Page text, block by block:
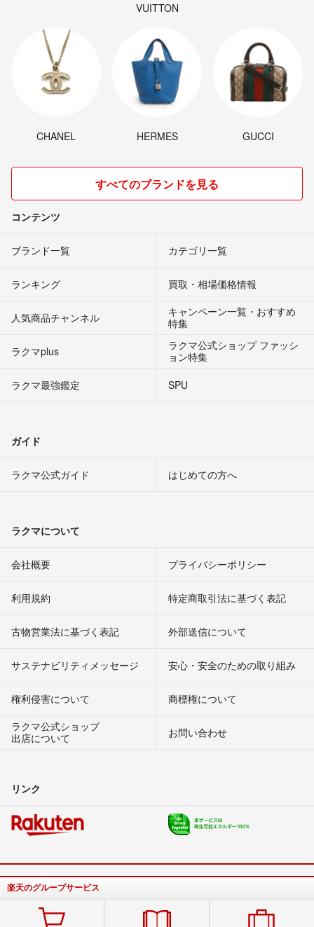
VUITTON
CHANEL HERMES GUCCI
すべてのブランドを見る
コンテンツ
ブランド一覧 カテゴリ一覧
ランキング 買取・相場価格情報
人気商品チャンネル
キャンペーン一覧・おすすめ
特集
ラクマplus
ラクマ公式ショップ ファッシ
ョン特集
ラクマ最強鑑定
SPU
ガイド
ラクマ公式ガイド はじめての方へ
ラクマについて
会社概要 プライバシーポリシー
利用規約 特定商取引法に基づく表記
古物営業法に基づく表記 外部送信について
サステナビリティメッセージ 安心・安全のための取り組み
権利侵害について
商標権について
ラクマ公式ショップ
出店について
お問い合わせ
リンク
楽天のグループサービス